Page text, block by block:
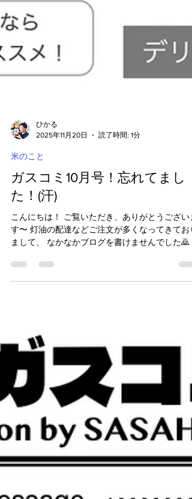
ひかる
2025年11月20日
読了時間: 1分
米のこと
ガスコミ10月号！忘れてまし
た！(汗)
こんにちは！ ご覧いただき、ありがとうござい
はご迷惑をおかけしますが、農家さんに美味しく
丁寧に育てていただいた結晶ですので、ご理解の
ほど、よろしくお願いいたします🙇 毎年の港南
での販売会、今年もたくさんのお客様にご来場い
ただきました！！ 12月に向けて、また一段と忙し
くなっていくシーズンですが、皆様も美味しいお
米を食べて、体調を第一にお過ごしくださ
い〜〜！